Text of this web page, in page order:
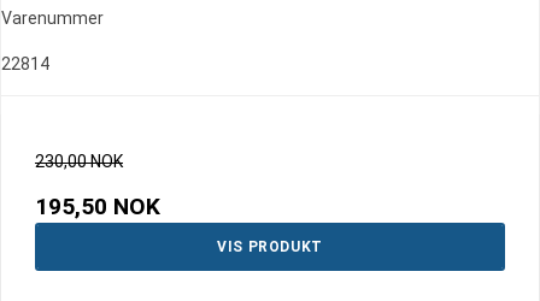
Varenummer
22814
230,00 NOK
195,50 NOK
VIS PRODUKT